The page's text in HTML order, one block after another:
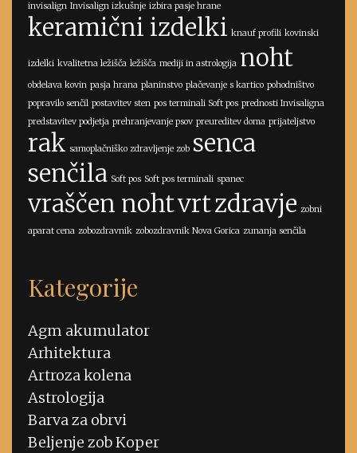
invisalign Invisalign izkušnje izbira pasje hrane
keramični izdelki knauf profili kovinski
izdelki kvalitetna ležišča ležišča mediji in astrologija noht
obdelava kovin pasja hrana planinstvo plačevanje s kartico pohodništvo
popravilo senčil postavitev sten pos terminali Soft pos prednosti Invisaligna
predstavitev podjetja prehranjevanje psov preureditev doma prijateljstvo
rak samoplačniško zdravljenje zob senca
senčila Soft pos Soft pos terminali spanec
vraščen nohtvrtzdravje zobni
aparat cena zobozdravnik zobozdravnik Nova Gorica zunanja senčila
Kategorije
Agm akumulator
Arhitektura
Artroza kolena
Astrologija
Barva za obrvi
Beljenje zob Koper